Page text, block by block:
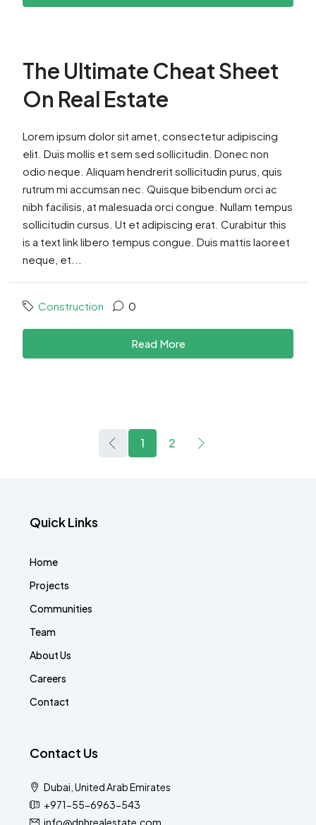
The Ultimate Cheat Sheet
On Real Estate
Lorem ipsum dolor sit amet, consectetur adipiscing
elit. Duis mollis et sem sed sollicitudin. Donec non
odio neque. Aliquam hendrerit sollicitudin purus, quis
rutrum mi accumsan nec. Quisque bibendum orci ac
nibh facilisis, at malesuada orci congue. Nullam tempus
sollicitudin cursus. Ut et adipiscing erat. Curabitur this
is a text link libero tempus congue. Duis mattis laoreet
neque, et...
Construction 0
Read More
1 2
Quick Links
Home
Projects
Communities
Team
About Us
Careers
Contact
Contact Us
Dubai, United Arab Emirates
+971-55-6963-543
info@dnhrealestate.com